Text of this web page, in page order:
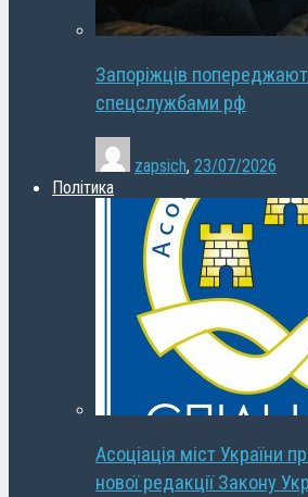
Запоріжців
спецслужбами рф
zapsich, 23/07/2026
Політика
Асоціація міст України
нової редакції Закону